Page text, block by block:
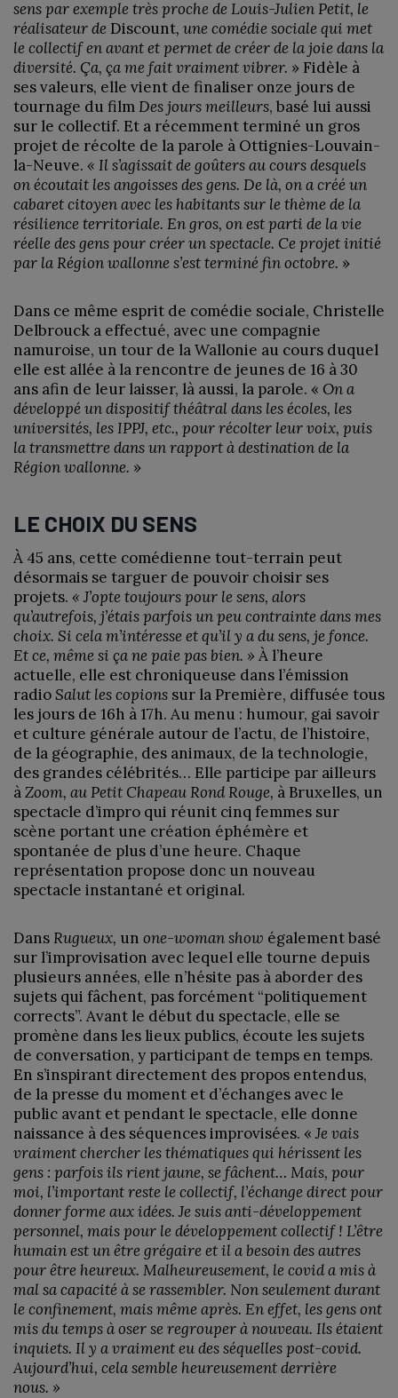
sens par exemple très proche de Louis-Julien Petit, le
réalisateur de Discount, une comédie sociale qui met
le collectif en avant et permet de créer de la joie dans la
diversité. Ça, ça me fait vraiment vibrer. » Fidèle à
ses valeurs, elle vient de finaliser onze jours de
tournage du filmDes jours meilleurs, basé lui aussi
sur le collectif. Et a récemment terminé un gros
projet de récolte de la parole à Ottignies-Louvain-
la-Neuve. « Il s’agissait de goûters au cours desquels
on écoutait les angoisses des gens. De là, on a créé un
cabaret citoyen avec les habitants sur le thème de la
résilience territoriale. En gros, on est parti de la vie
réelle des gens pour créer un spectacle. Ce projet initié
par la Région wallonne s’est terminé fin octobre. »
Dans ce même esprit de comédie sociale, Christelle
Delbrouck a effectué, avec une compagnie
namuroise, un tour de la Wallonie au cours duquel
elle est allée à la rencontre de jeunes de 16 à 30
ans afin de leur laisser, là aussi, la parole. « On a
développé un dispositif théâtral dans les écoles, les
universités, les IPPJ, etc., pour récolter leur voix, puis
la transmettre dans un rapport à destination de la
Région wallonne. »
LE CHOIX DU SENS
À 45 ans, cette comédienne tout-terrain peut
désormais se targuer de pouvoir choisir ses
projets. « J’opte toujours pour le sens, alors
qu’autrefois, j’étais parfois un peu contrainte dans mes
choix. Si cela m’intéresse et qu’il y a du sens, je fonce.
Et ce, même si ça ne paie pas bien. » À l’heure
actuelle, elle est chroniqueuse dans l’émission
radioSalut les copions sur la Première, diffusée tous
les jours de 16h à 17h. Au menu : humour, gai savoir
et culture générale autour de l’actu, de l’histoire,
de la géographie, des animaux, de la technologie,
des grandes célébrités… Elle participe par ailleurs
àZoom, au Petit Chapeau Rond Rouge, à Bruxelles, un
spectacle d’impro qui réunit cinq femmes sur
scène portant une création éphémère et
spontanée de plus d’une heure. Chaque
représentation propose donc un nouveau
spectacle instantané et original.
Dans Rugueux, un one-woman show également basé
sur l’improvisation avec lequel elle tourne depuis
plusieurs années, elle n’hésite pas à aborder des
sujets qui fâchent, pas forcément “politiquement
corrects”. Avant le début du spectacle, elle se
promène dans les lieux publics, écoute les sujets
de conversation, y participant de temps en temps.
En s’inspirant directement des propos entendus,
de la presse du moment et d’échanges avec le
public avant et pendant le spectacle, elle donne
naissance à des séquences improvisées. « Je vais
vraiment chercher les thématiques qui hérissent les
gens : parfois ils rient jaune, se fâchent… Mais, pour
moi, l’important reste le collectif, l’échange direct pour
donner forme aux idées. Je suis anti-développement
personnel, mais pour le développement collectif ! L’être
humain est un être grégaire et il a besoin des autres
pour être heureux. Malheureusement, le covid a mis à
mal sa capacité à se rassembler. Non seulement durant
le confinement, mais même après. En effet, les gens ont
mis du temps à oser se regrouper à nouveau. Ils étaient
inquiets. Il y a vraiment eu des séquelles post-covid.
Aujourd’hui, cela semble heureusement derrière
nous. »